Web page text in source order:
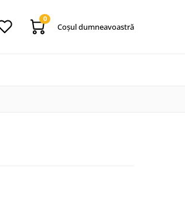
0
Coşul dumneavoastră